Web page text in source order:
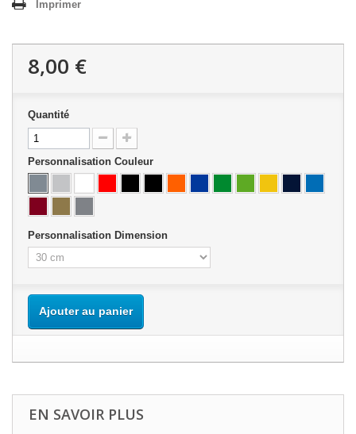
Imprimer
8,00 €
Quantité
Personnalisation Couleur
Personnalisation Dimension
Ajouter au panier
EN SAVOIR PLUS